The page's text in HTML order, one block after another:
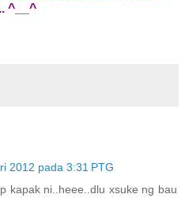
^__^
2012 pada 3:31 PTG
kapak ni..heee..dlu xsuke ng bau